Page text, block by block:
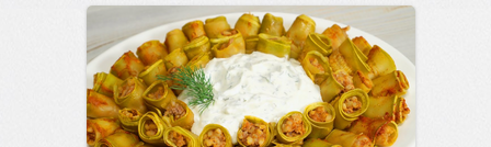
позитива!00:29Сегодня